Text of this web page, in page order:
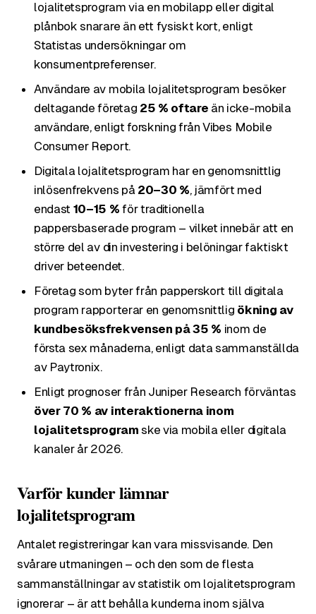
lojalitetsprogram via en mobilapp eller digital
plånbok snarare än ett fysiskt kort, enligt
Statistas undersökningar om
konsumentpreferenser.
Användare av mobila lojalitetsprogram besöker
deltagande företag 25 % oftare än icke-mobila
användare, enligt forskning från Vibes Mobile
Consumer Report.
Digitala lojalitetsprogram har en genomsnittlig
inlösenfrekvens på 20–30 %, jämfört med
endast 10–15 % för traditionella
pappersbaserade program – vilket innebär att en
större del av din investering i belöningar faktiskt
driver beteendet.
Företag som byter från papperskort till digitala
program rapporterar en genomsnittlig ökning av
kundbesöksfrekvensen på 35 % inom de
första sex månaderna, enligt data sammanställda
av Paytronix.
Enligt prognoser från Juniper Research förväntas
över 70 % av interaktionerna inom
lojalitetsprogram ske via mobila eller digitala
kanaler år 2026.
Varför kunder lämnar
lojalitetsprogram
Antalet registreringar kan vara missvisande. Den
svårare utmaningen – och den som de flesta
sammanställningar av statistik om lojalitetsprogram
ignorerar – är att behålla kunderna inom själva